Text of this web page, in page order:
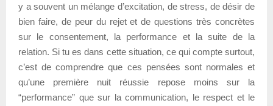
y a souvent un mélange d’excitation, de stress, de désir de
bien faire, de peur du rejet et de questions très concrètes
sur le consentement, la performance et la suite de la
relation. Si tu es dans cette situation, ce qui compte surtout,
c’est de comprendre que ces pensées sont normales et
qu’une première nuit réussie repose moins sur la
“performance” que sur la communication, le respect et le